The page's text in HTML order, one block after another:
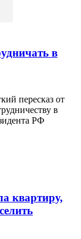
в
пересказ от
в
РФ
квартиру,